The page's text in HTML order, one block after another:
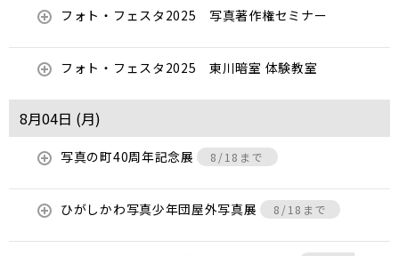
フォト・フェスタ2025 写真著作権セミナー
フォト・フェスタ2025 東川暗室 体験教室
8月04日 (月)
写真の町40周年記念展 8/18まで
ひがしかわ写真少年団屋外写真展 8/18まで